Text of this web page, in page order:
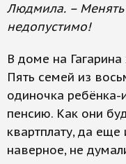
Людмила. –
недопустимо!
В доме на
Пять семей из
одиночка ребёнка-
пенсию. Как они
квартплату, да
наверное, не